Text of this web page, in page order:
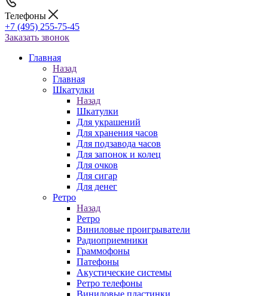
Телефоны
+7 (495) 255-75-45
Заказать звонок
Главная
Назад
Главная
Шкатулки
Назад
Шкатулки
Для украшений
Для хранения часов
Для подзавода часов
Для запонок и колец
Для очков
Для сигар
Для денег
Ретро
Назад
Ретро
Виниловые проигрыватели
Радиоприемники
Граммофоны
Патефоны
Акустические системы
Ретро телефоны
Виниловые пластинки